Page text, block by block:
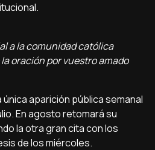
a la comunidad católica
oración por vuestro amado
única aparición pública semanal
En agosto retomará su
la otra gran cita con los
de los miércoles.